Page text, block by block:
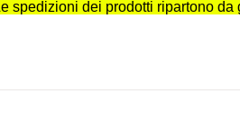
spedizioni dei prodotti ripartono